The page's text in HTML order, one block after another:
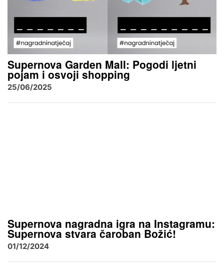
Supernova Garden Mall: Pogodi ljetni
pojam i osvoji shopping
25/06/2025
Supernova nagradna igra na Instagramu:
Supernova stvara čaroban Božić!
01/12/2024